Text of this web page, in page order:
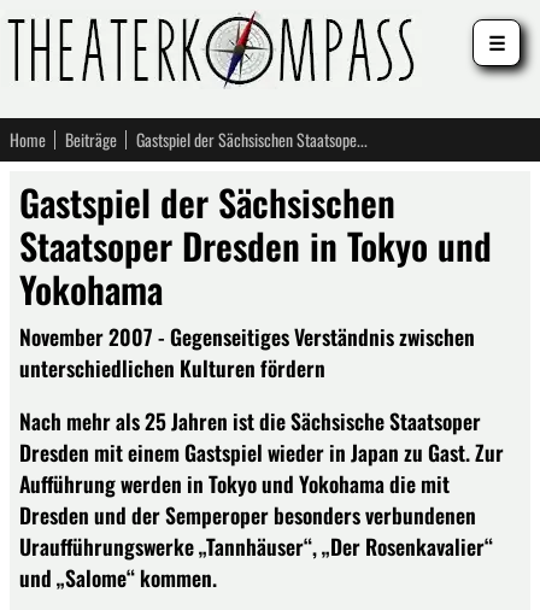
Home Beiträge Gastspiel der Sächsischen Staatsoper Dresden in Tokyo und Yokohama
Gastspiel der Sächsischen
Staatsoper Dresden in Tokyo und
Yokohama
November 2007 - Gegenseitiges Verständnis zwischen
unterschiedlichen Kulturen fördern
Nach mehr als 25 Jahren ist die Sächsische Staatsoper
Dresden mit einem Gastspiel wieder in Japan zu Gast. Zur
Aufführung werden in Tokyo und Yokohama die mit
Dresden und der Semperoper besonders verbundenen
Uraufführungswerke „Tannhäuser“, „Der Rosenkavalier“
und „Salome“ kommen.
☰